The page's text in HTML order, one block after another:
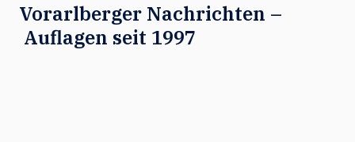
Vorarlberger Nachrichten –
Auflagen seit 1997